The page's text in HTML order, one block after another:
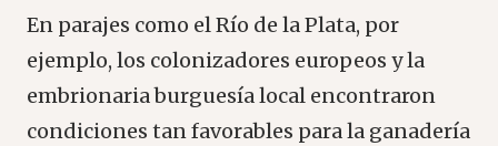
En parajes como el Río de la Plata, por
ejemplo, los colonizadores europeos y la
embrionaria burguesía local encontraron
condiciones tan favorables para la ganadería